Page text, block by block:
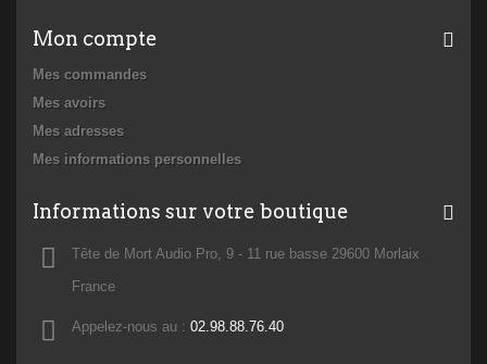
Mon compte
Mes commandes
Mes avoirs
Mes adresses
Mes informations personnelles
Informations sur votre boutique
Tête de Mort Audio Pro, 9 - 11 rue basse 29600 Morlaix
France
Appelez-nous au : 02.98.88.76.40